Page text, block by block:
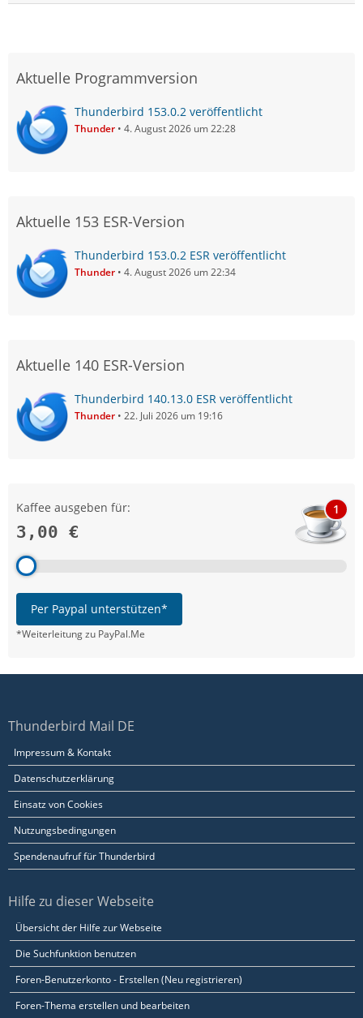
Aktuelle Programmversion
Thunderbird 153.0.2 veröffentlicht
Thunder 4. August 2026 um 22:28
Aktuelle 153 ESR-Version
Thunderbird 153.0.2 ESR veröffentlicht
Thunder 4. August 2026 um 22:34
Aktuelle 140 ESR-Version
Thunderbird 140.13.0 ESR veröffentlicht
Thunder 22. Juli 2026 um 19:16
Kaffee ausgeben für:
3,00 €
1
Per Paypal unterstützen*
*Weiterleitung zu PayPal.Me
Thunderbird Mail DE
Impressum & Kontakt
Datenschutzerklärung
Einsatz von Cookies
Nutzungsbedingungen
Spendenaufruf für Thunderbird
Hilfe zu dieser Webseite
Übersicht der Hilfe zur Webseite
Die Suchfunktion benutzen
Foren-Benutzerkonto - Erstellen (Neu registrieren)
Foren-Thema erstellen und bearbeiten